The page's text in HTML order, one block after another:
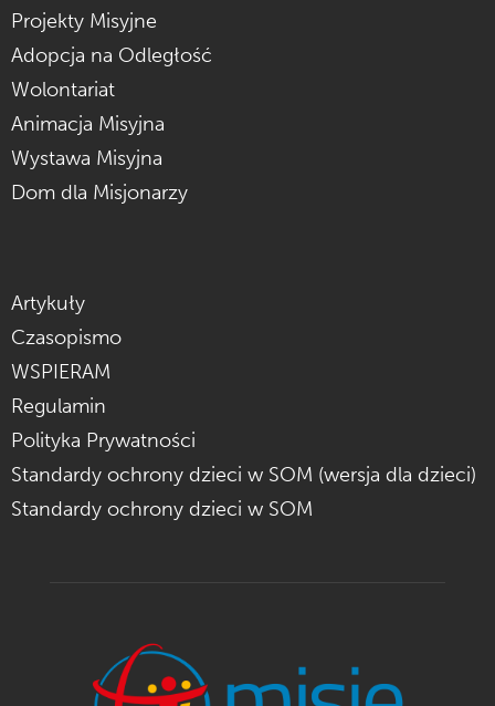
Projekty Misyjne
Adopcja na Odległość
Wolontariat
Animacja Misyjna
Wystawa Misyjna
Dom dla Misjonarzy
Artykuły
Czasopismo
WSPIERAM
Regulamin
Polityka Prywatności
Standardy ochrony dzieci w SOM (wersja dla dzieci)
Standardy ochrony dzieci w SOM